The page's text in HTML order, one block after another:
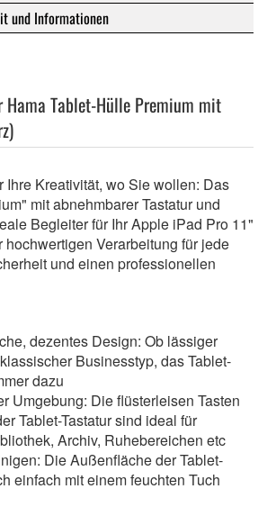
und Informationen
Tablet-Hülle Premium mit
Ihre Kreativität, wo Sie wollen: Das
mit abnehmbarer Tastatur und
Begleiter für Ihr Apple iPad Pro 11"
hochwertigen Verarbeitung für jede
und einen professionellen
dezentes Design: Ob lässiger
Businesstyp, das Tablet-
dazu
Umgebung: Die flüsterleisen Tasten
Tablet-Tastatur sind ideal für
Archiv, Ruhebereichen etc
Die Außenfläche der Tablet-
einfach mit einem feuchten Tuch